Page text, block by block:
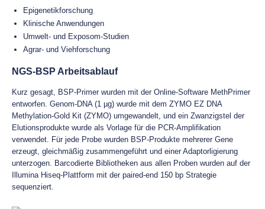
Epigenetikforschung
Klinische Anwendungen
Umwelt- und Exposom-Studien
Agrar- und Viehforschung
NGS-BSP Arbeitsablauf
Kurz gesagt, BSP-Primer wurden mit der Online-Software MethPrimer
entworfen. Genom-DNA (1 µg) wurde mit dem ZYMO EZ DNA
Methylation-Gold Kit (ZYMO) umgewandelt, und ein Zwanzigstel der
Elutionsprodukte wurde als Vorlage für die PCR-Amplifikation
verwendet. Für jede Probe wurden BSP-Produkte mehrerer Gene
erzeugt, gleichmäßig zusammengeführt und einer Adaptorligierung
unterzogen. Barcodierte Bibliotheken aus allen Proben wurden auf der
Illumina Hiseq-Plattform mit der paired-end 150 bp Strategie
sequenziert.